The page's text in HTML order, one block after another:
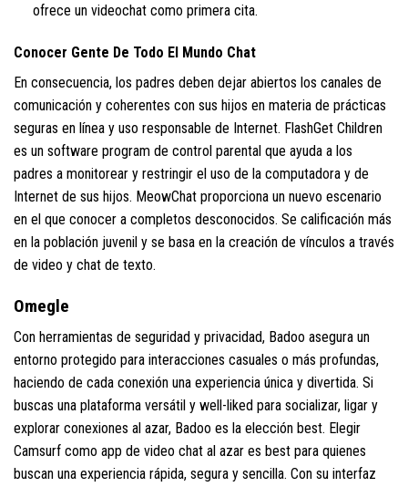
ofrece un videochat como primera cita.
Conocer Gente De Todo El Mundo Chat
En consecuencia, los padres deben dejar abiertos los canales de
comunicación y coherentes con sus hijos en materia de prácticas
seguras en línea y uso responsable de Internet. FlashGet Children
es un software program de control parental que ayuda a los
padres a monitorear y restringir el uso de la computadora y de
Internet de sus hijos. MeowChat proporciona un nuevo escenario
en el que conocer a completos desconocidos. Se calificación más
en la población juvenil y se basa en la creación de vínculos a través
de video y chat de texto.
Omegle
Con herramientas de seguridad y privacidad, Badoo asegura un
entorno protegido para interacciones casuales o más profundas,
haciendo de cada conexión una experiencia única y divertida. Si
buscas una plataforma versátil y well-liked para socializar, ligar y
explorar conexiones al azar, Badoo es la elección best. Elegir
Camsurf como app de video chat al azar es best para quienes
buscan una experiencia rápida, segura y sencilla. Con su interfaz